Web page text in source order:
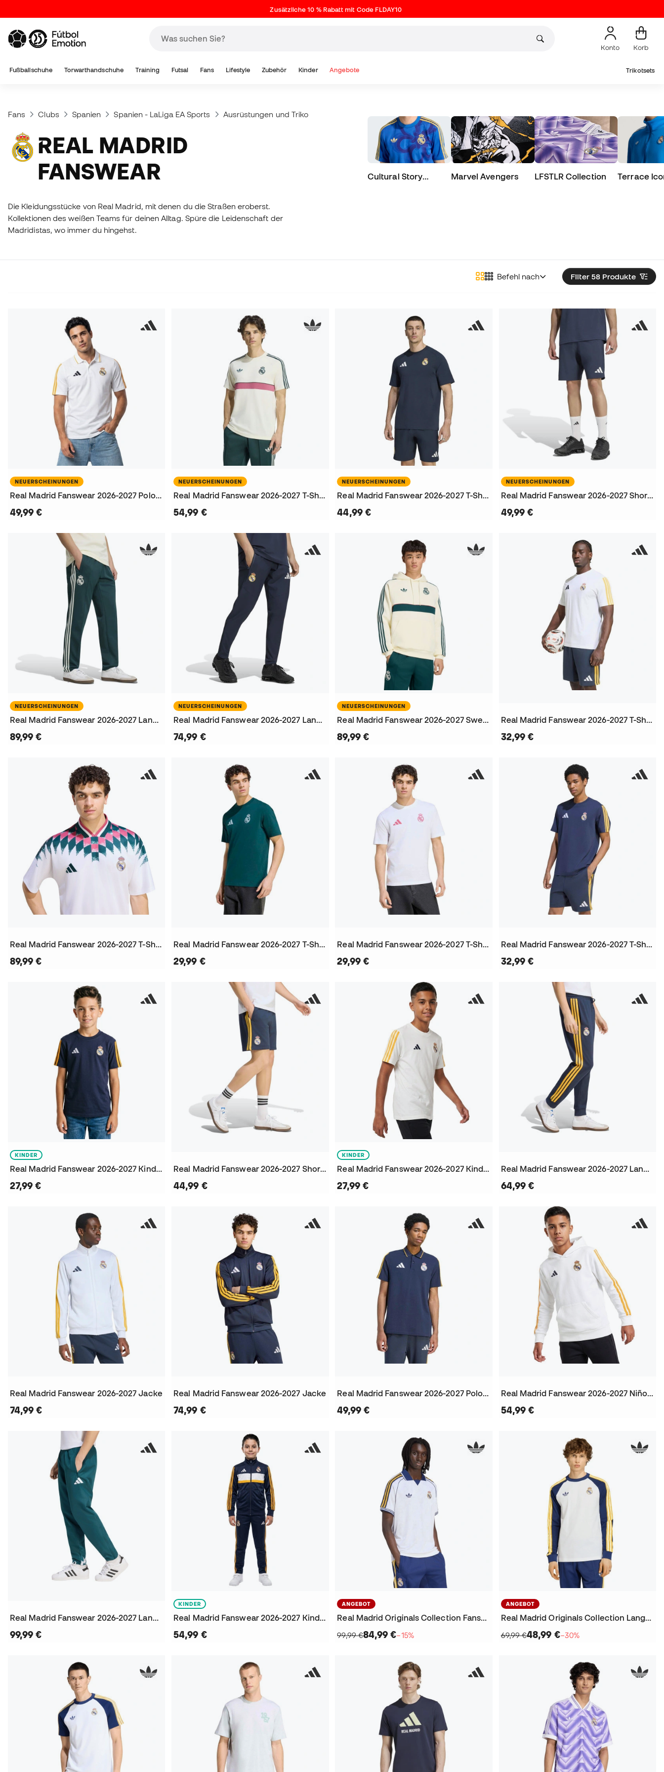
Zusätzliche 10 % Rabatt mit Code FLDAY10
Konto Korb
Fußballschuhe Torwarthandschuhe Training Futsal Fans Lifestyle Zubehör Kinder Angebote Trikotsets
Fans Clubs Spanien Spanien - LaLiga EA Sports Ausrüstungen und Trikots von Real Madrid Fanswear-Bekleidung Real Madrid Fanswear
REAL MADRID
FANSWEAR
Die Kleidungsstücke von Real Madrid, mit denen du die Straßen eroberst.
Kollektionen des weißen Teams für deinen Alltag. Spüre die Leidenschaft der
Madridistas, wo immer du hingehst.
Cultural Story
Marvel Avengers LFSTLR Collection Terrace
Filter 58 Produkte
Befehl nach
NEUERSCHEINUNGEN
Real Madrid Fanswear 2026-2027 Poloshirt
49,99 €
NEUERSCHEINUNGEN
Real Madrid Fanswear 2026-2027 T-Shirt
54,99 €
NEUERSCHEINUNGEN
Real Madrid Fanswear 2026-2027 T-Shirt
44,99 €
NEUERSCHEINUNGEN
Real Madrid Fanswear 2026-2027 Shorts
49,99 €
NEUERSCHEINUNGEN
Real Madrid Fanswear 2026-2027 Lange Hosen
89,99 €
NEUERSCHEINUNGEN
Real Madrid Fanswear 2026-2027 Lange Hosen
74,99 €
NEUERSCHEINUNGEN
Real Madrid Fanswear 2026-2027 Sweatshirt
89,99 €
Real Madrid Fanswear 2026-2027 T-Shirt
32,99 €
Real Madrid Fanswear 2026-2027 T-Shirt
89,99 €
Real Madrid Fanswear 2026-2027 T-Shirt
29,99 €
Real Madrid Fanswear 2026-2027 T-Shirt
29,99 €
Real Madrid Fanswear 2026-2027 T-Shirt
32,99 €
KINDER
Real Madrid Fanswear 2026-2027 Kinder T-Shirt
27,99 €
Real Madrid Fanswear 2026-2027 Shorts
44,99 €
KINDER
Real Madrid Fanswear 2026-2027 Kinder T-Shirt
27,99 €
Real Madrid Fanswear 2026-2027 Lange Hosen
64,99 €
Real Madrid Fanswear 2026-2027 Jacke
74,99 €
Real Madrid Fanswear 2026-2027 Jacke
74,99 €
Real Madrid Fanswear 2026-2027 Poloshirt
49,99 €
Real Madrid Fanswear 2026-2027 Niño Sweatshirt
54,99 €
Real Madrid Fanswear 2026-2027 Lange Hosen
99,99 €
KINDER
Real Madrid Fanswear 2026-2027 Kinder Trainingsanzug
54,99 €
ANGEBOT
Real Madrid Originals Collection Fanswear 2025-2026 T-Shirt
99,99 €84,99 €−15%
ANGEBOT
Real Madrid Originals Collection Langarm Fanswear 2025-2026 T-Shirt
69,99 €48,99 €−30%